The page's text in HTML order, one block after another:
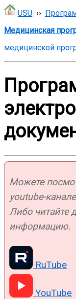
USU ››
Медицинская
медицинской
Можете
youtube-
Либо читайте
информацию.
RuTube
YouTube